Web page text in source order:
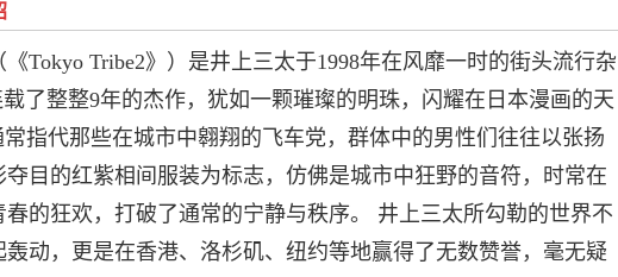
《Tokyo Tribe2》）是井上三太于1998年在风靡一时的街头流行杂
了整整9年的杰作，犹如一颗璀璨的明珠，闪耀在日本漫画的天
常指代那些在城市中翱翔的飞车党，群体中的男性们往往以张扬
目的红紫相间服装为标志，仿佛是城市中狂野的音符，时常在
的狂欢，打破了通常的宁静与秩序。 井上三太所勾勒的世界不
动，更是在香港、洛杉矶、纽约等地赢得了无数赞誉，毫无疑